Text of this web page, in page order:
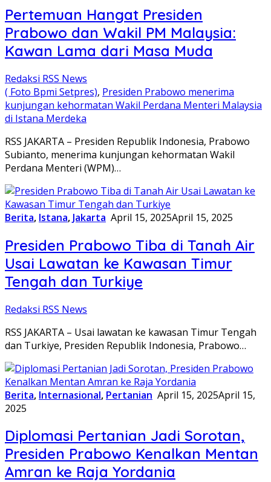
Pertemuan Hangat Presiden
Prabowo dan Wakil PM Malaysia:
Kawan Lama dari Masa Muda
Redaksi RSS News
( Foto Bpmi Setpres), Presiden Prabowo menerima
kunjungan kehormatan Wakil Perdana Menteri Malaysia
di Istana Merdeka
RSS JAKARTA – Presiden Republik Indonesia, Prabowo
Subianto, menerima kunjungan kehormatan Wakil
Perdana Menteri (WPM)…
Berita, Istana, Jakarta April 15, 2025April 15, 2025
Presiden Prabowo Tiba di Tanah Air
Usai Lawatan ke Kawasan Timur
Tengah dan Turkiye
Redaksi RSS News
RSS JAKARTA – Usai lawatan ke kawasan Timur Tengah
dan Turkiye, Presiden Republik Indonesia, Prabowo…
Berita, Internasional, Pertanian April 15, 2025April 15,
2025
Diplomasi Pertanian Jadi Sorotan,
Presiden Prabowo Kenalkan Mentan
Amran ke Raja Yordania